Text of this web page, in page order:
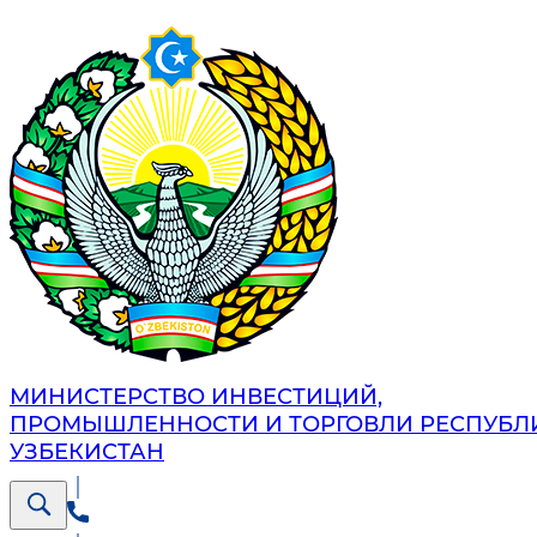
МИНИСТЕРСТВО ИНВЕСТИЦИЙ,
ПРОМЫШЛЕННОСТИ И ТОРГОВЛИ
УЗБЕКИСТАН